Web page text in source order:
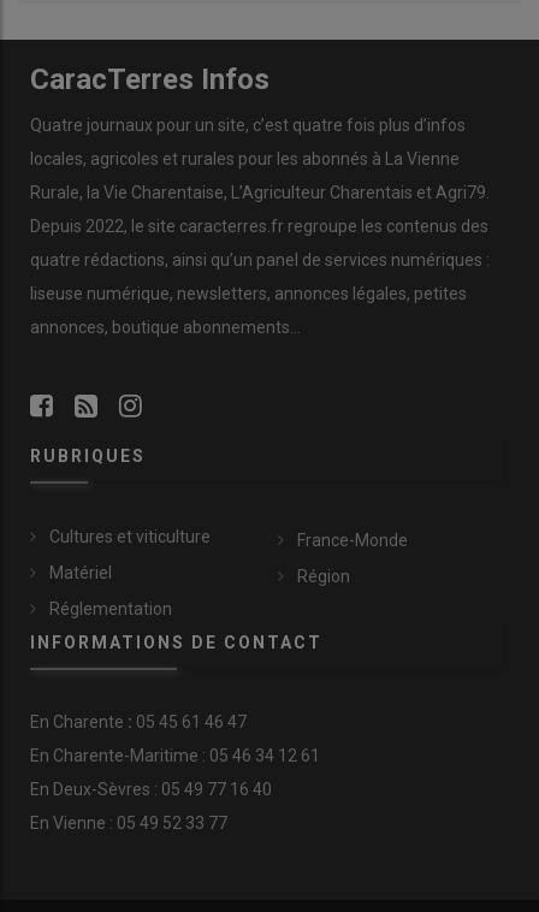
CaracTerres Infos
Quatre journaux pour un site, c’est quatre fois plus d’infos
locales, agricoles et rurales pour les abonnés à La Vienne
Rurale, la Vie Charentaise, L’Agriculteur Charentais et Agri79.
Depuis 2022, le site caracterres.fr regroupe les contenus des
quatre rédactions, ainsi qu’un panel de services numériques :
liseuse numérique, newsletters, annonces légales, petites
annonces, boutique abonnements…
RUBRIQUES
Cultures et viticulture
Matériel
Réglementation
France-Monde
Région
INFORMATIONS DE CONTACT
En Charente : 05 45 61 46 47
En Charente-Maritime : 05 46 34 12 61
En Deux-Sèvres : 05 49 77 16 40
En Vienne : 05 49 52 33 77